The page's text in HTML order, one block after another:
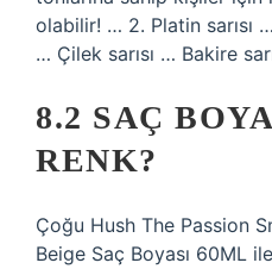
olabilir! … 2. Platin sarısı …
… Çilek sarısı … Bakire
8.2 SAÇ
RENK?
Çoğu Hush The Passion
Beige Saç Boyası 60ML